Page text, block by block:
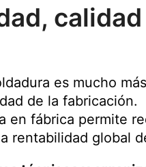
es mucho
de la fabricación.
en fábrica permite
rentabilidad global